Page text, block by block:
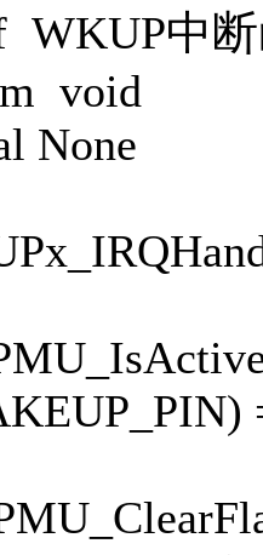
WKUP中
void
None